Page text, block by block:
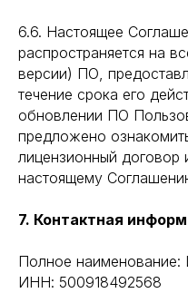
6.6. Настоящее
распространяется на
версии) ПО,
течение срока его
обновлении ПО
предложено
лицензионный договор
настоящему
7. Контактная
Полное
ИНН: 500918492568